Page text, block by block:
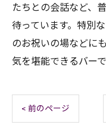
たちとの会話など、
待っています。特別
のお祝いの場などに
気を堪能できるバー
< 前のページ